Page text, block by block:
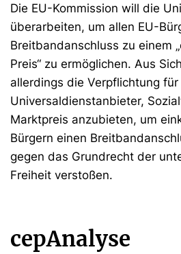
Die EU-Kommission will die
überarbeiten, um allen EU-
Breitbandanschluss zu einem
Preis“ zu ermöglichen. Aus
allerdings die Verpflichtung für
Universaldienstanbieter,
Marktpreis anzubieten, um
Bürgern einen
gegen das Grundrecht der
Freiheit verstoßen.
cepAnalyse